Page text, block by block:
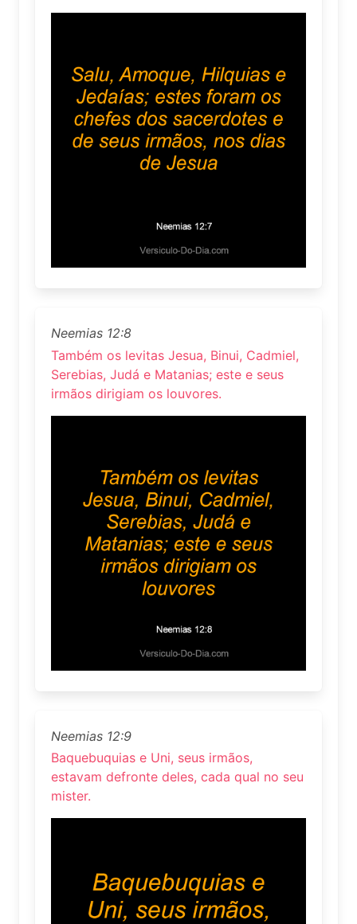
Neemias 12:8
Também os levitas Jesua, Binui, Cadmiel,
Serebias, Judá e Matanias; este e seus
irmãos dirigiam os louvores.
Neemias 12:9
Baquebuquias e Uni, seus irmãos,
estavam defronte deles, cada qual no seu
mister.